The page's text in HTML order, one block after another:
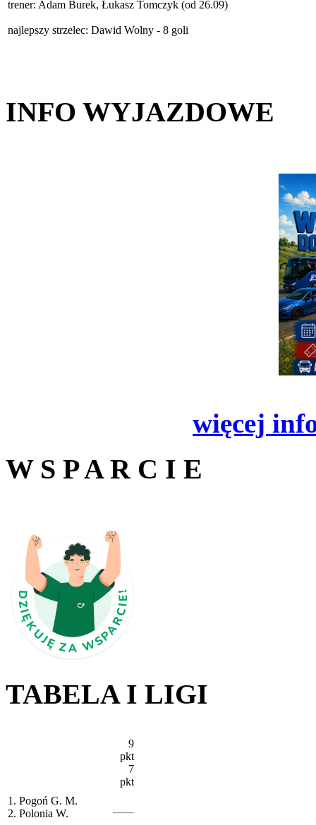
trener: Adam Burek, Łukasz Tomczyk (od 26.09)
najlepszy strzelec: Dawid Wolny - 8 goli
INFO WYJAZDOWE
więcej
W S P A R C I E
TABELA I LIGI
1. Pogoń G. M.
2. Polonia W.
9
pkt
7
pkt